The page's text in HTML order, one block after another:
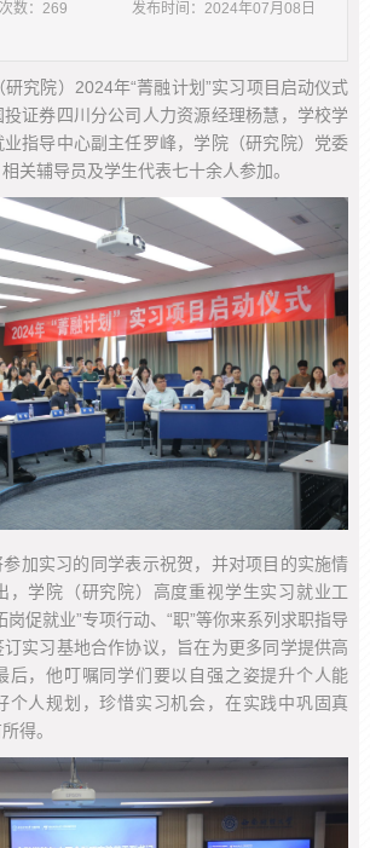
数： 269 发布时间：
2024年07月08日
究院）2024年“菁融计划”实习项目启动仪式
证券四川分公司人力资源经理杨慧，学校学
指导中心副主任罗峰，学院（研究院）党委
关辅导员及学生代表七十余人参加。
参加实习的同学表示祝贺，并对项目的实施情
，学院（研究院）高度重视学生实习就业工
岗促就业”专项行动、“职”等你来系列求职指导
实习基地合作协议，旨在为更多同学提供高
后，他叮嘱同学们要以自强之姿提升个人能
个人规划，珍惜实习机会，在实践中巩固真
得。